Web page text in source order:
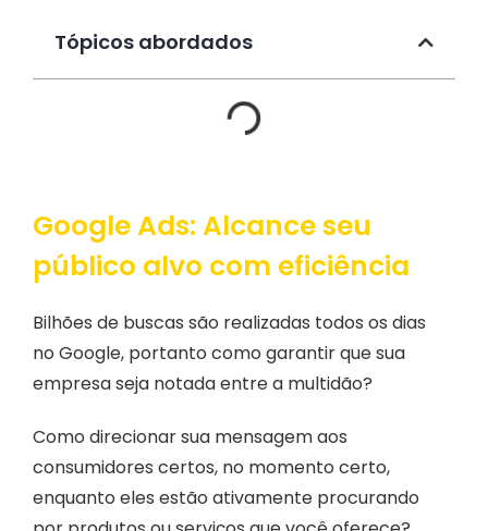
Tópicos abordados​
Google Ads: Alcance seu
público alvo com eficiência
Bilhões de buscas são realizadas todos os dias
no Google, portanto como garantir que sua
empresa seja notada entre a multidão?
Como direcionar sua mensagem aos
consumidores certos, no momento certo,
enquanto eles estão ativamente procurando